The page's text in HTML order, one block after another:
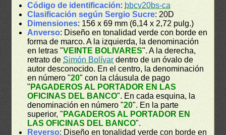
Código de identificación: bbcv20bs-ca
Clasificación según Sergio Sucre: 20D
Dimensiones: 156 x 69 mm (6,14 x 2,72 pulg.)
Anverso: Diseño en tonalidad verde con borde en
forma de marco. A la izquierda, la denominación
en letras "VEINTE BOLIVARES". A la derecha,
retrato deSimón Bolívar dentro de un óvalo de
autor desconocido. En el centro, la denominación
en número "20" con la cláusula de pago
" PAGADEROS AL PORTADOR EN LAS
OFICINAS DEL BANCO". En cada esquina, la
denominación en número "20". En la parte
superior, " PAGADEROS AL PORTADOR EN
LAS OFICINAS DEL BANCO".
Reverso: Diseño en tonalidad verde con borde en